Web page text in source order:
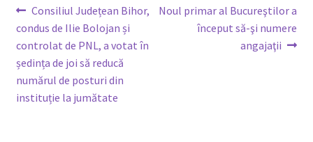
Contact
Navigare
în
articole
Articolul
anterior:
Consiliul Județean Bihor,
condus de Ilie Bolojan și
controlat de PNL, a votat în
ședința de joi să reducă
numărul de posturi din
instituție la jumătate
Articolul
următor:
Noul primar al Bucureştilor a
început să-şi numere
angajaţii